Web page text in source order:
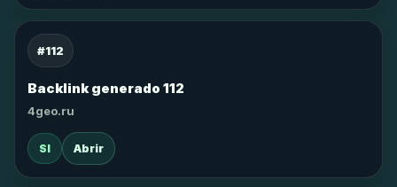
#112
Backlink generado 112
4geo.ru
SI Abrir